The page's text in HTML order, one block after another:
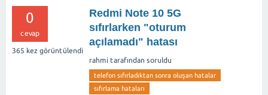
0
cevap
365 kez görüntülendi
Redmi Note 10 5G
sıfırlarken "oturum
açılamadı" hatası
rahmi tarafından soruldu
telefon sıfırladıktan sonra oluşan hatalar
sıfırlama hataları